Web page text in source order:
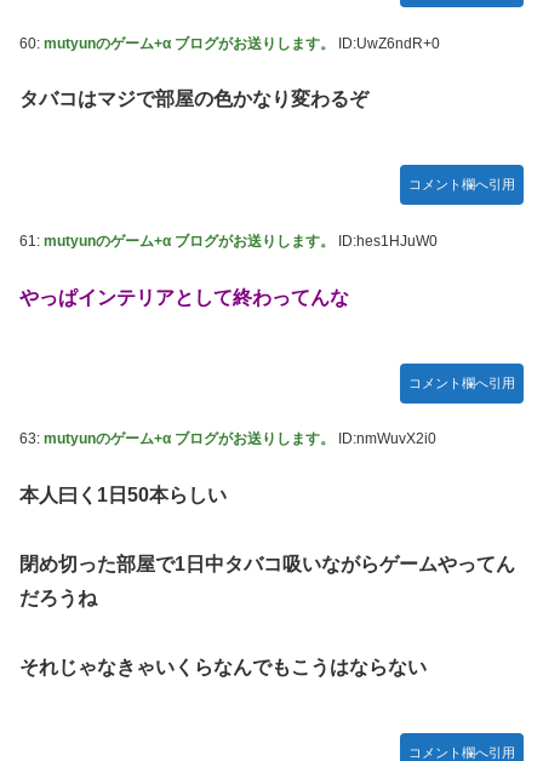
60: mutyunのゲーム+α ブログがお送りします。 ID:UwZ6ndR+0
タバコはマジで部屋の色かなり変わるぞ
コメント欄へ引用
61: mutyunのゲーム+α ブログがお送りします。 ID:hes1HJuW0
やっぱインテリアとして終わってんな
コメント欄へ引用
63: mutyunのゲーム+α ブログがお送りします。 ID:nmWuvX2i0
本人曰く1日50本らしい
閉め切った部屋で1日中タバコ吸いながらゲームやってん
だろうね
それじゃなきゃいくらなんでもこうはならない
コメント欄へ引用